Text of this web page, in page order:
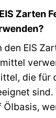
Zarten
den EIS
die für
sind.